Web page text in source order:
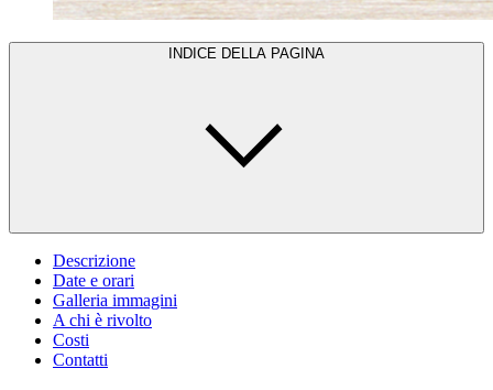
INDICE DELLA PAGINA
Descrizione
Date e orari
Galleria immagini
A chi è rivolto
Costi
Contatti